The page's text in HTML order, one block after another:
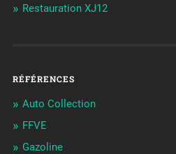
Restauration XJ12
RÉFÉRENCES
Auto Collection
FFVE
Gazoline